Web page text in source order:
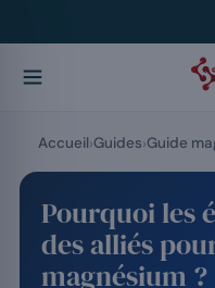
Pourquoi les
des alliés
magnésium ?
Accueil Guides Guide